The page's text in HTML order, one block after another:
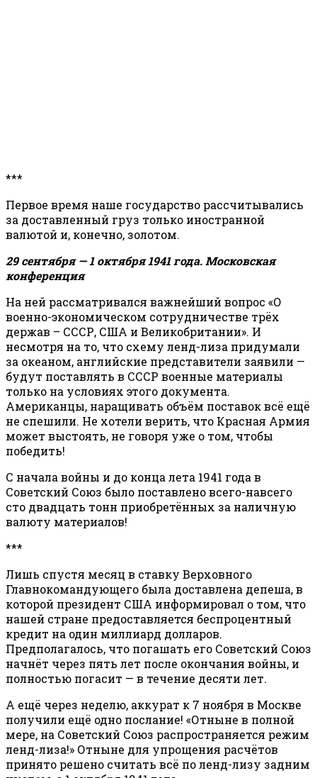
***
Первое время наше государство рассчитывались
за доставленный груз только иностранной
валютой и, конечно, золотом.
29 сентября — 1 октября 1941 года. Московская
конференция
На ней рассматривался важнейший вопрос «О
военно-экономическом сотрудничестве трёх
держав – СССР, США и Великобритании». И
несмотря на то, что схему ленд-лиза придумали
за океаном, английские представители заявили —
будут поставлять в СССР военные материалы
только на условиях этого документа.
Американцы, наращивать объём поставок всё ещё
не спешили. Не хотели верить, что Красная Армия
может выстоять, не говоря уже о том, чтобы
победить!
С начала войны и до конца лета 1941 года в
Советский Союз было поставлено всего-навсего
сто двадцать тонн приобретённых за наличную
валюту материалов!
***
Лишь спустя месяц в ставку Верховного
Главнокомандующего была доставлена депеша, в
которой президент США информировал о том, что
нашей стране предоставляется беспроцентный
кредит на один миллиард долларов.
Предполагалось, что погашать его Советский Союз
начнёт через пять лет после окончания войны, и
полностью погасит — в течение десяти лет.
А ещё через неделю, аккурат к 7 ноября в Москве
получили ещё одно послание! «Отныне в полной
мере, на Советский Союз распространяется режим
ленд-лиза!» Отныне для упрощения расчётов
принято решено считать всё по ленд-лизу задним